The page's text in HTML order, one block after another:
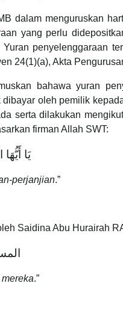
dalam menguruskan
yang perlu
penyelenggaraan
24(1)(a), Akta
bahawa yuran
oleh pemilik
serta dilakukan
firman Allah SWT:
يَا
perjanjian.”
Saidina Abu Hurairah
.”